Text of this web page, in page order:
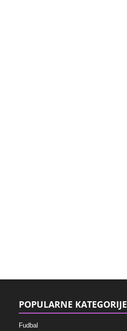
POPULARNE KATEGORIJE
Fudbal